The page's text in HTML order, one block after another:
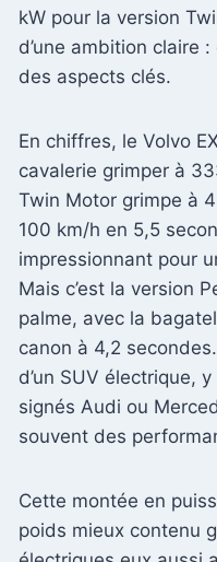
kW pour la version
d’une ambition claire
des aspects clés.
En chiffres, le Volvo
cavalerie grimper à
Twin Motor grimpe à
100 km/h en 5,5
impressionnant pour
Mais c’est la version
palme, avec la
canon à 4,2
d’un SUV électrique,
signés Audi ou
souvent des
Cette montée en
poids mieux contenu